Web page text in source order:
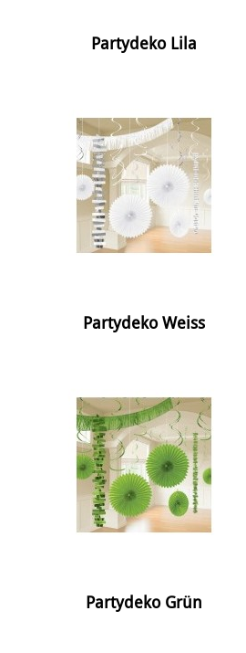
Partydeko Lila
Partydeko Weiss
Partydeko Grün